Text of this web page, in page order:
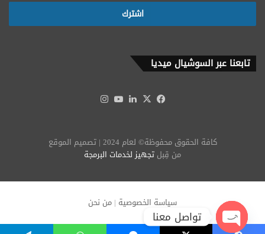
تابعنا عبر السوشيال ميديا
فيسبوك
‫X لينكدإن‫YouTube
كافة الحقوق محفوظة© لعام 2024 | تصميم الموقع
من قِبل تجهيز لخدمات البرمجة
سياسة الخصوصية | من نحن
تواصل معنا